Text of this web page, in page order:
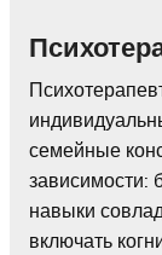
семейные
зависимости:
навыки
включать